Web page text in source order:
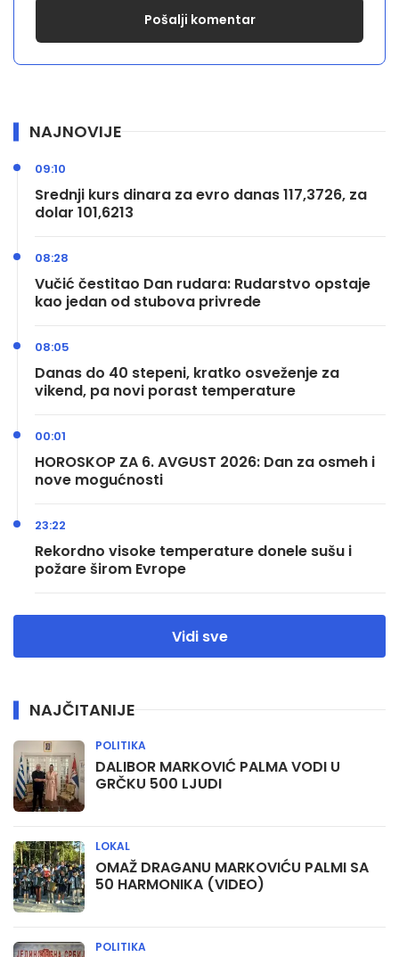
NAJNOVIJE
Srednji kurs dinara za evro danas 117,3726, za
dolar 101,6213
09:10
Vučić čestitao Dan rudara: Rudarstvo opstaje
kao jedan od stubova privrede
08:28
Danas do 40 stepeni, kratko osveženje za
vikend, pa novi porast temperature
08:05
HOROSKOP ZA 6. AVGUST 2026: Dan za osmeh i
nove mogućnosti
00:01
Rekordno visoke temperature donele sušu i
požare širom Evrope
23:22
Vidi sve
NAJČITANIJE
DALIBOR MARKOVIĆ PALMA VODI U
GRČKU 500 LJUDI
POLITIKA
OMAŽ DRAGANU MARKOVIĆU PALMI SA
50 HARMONIKA (VIDEO)
LOKAL
POLITIKA